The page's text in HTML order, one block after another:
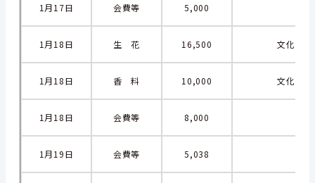
1月17日 会費等 5,000
1月18日 生 花 16,500 文化賞
1月18日 香 料 10,000 文化賞
1月18日 会費等 8,000
1月19日 会費等 5,038